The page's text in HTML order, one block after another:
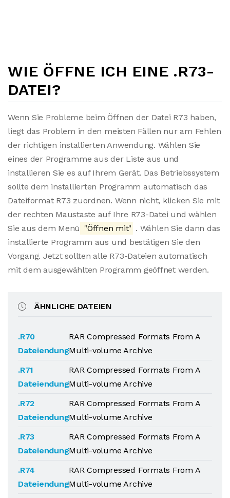
WIE ÖFFNE ICH EINE .R73-
DATEI?
Wenn Sie Probleme beim Öffnen der Datei R73 haben,
liegt das Problem in den meisten Fällen nur am Fehlen
der richtigen installierten Anwendung. Wählen Sie
eines der Programme aus der Liste aus und
installieren Sie es auf Ihrem Gerät. Das Betriebssystem
sollte dem installierten Programm automatisch das
Dateiformat R73 zuordnen. Wenn nicht, klicken Sie mit
der rechten Maustaste auf Ihre R73-Datei und wählen
Sie aus dem Menü "Öffnen mit" . Wählen Sie dann das
installierte Programm aus und bestätigen Sie den
Vorgang. Jetzt sollten alle R73-Dateien automatisch
mit dem ausgewählten Programm geöffnet werden.
ÄHNLICHE DATEIEN
.R70
Dateiendung
RAR Compressed Formats From A
Multi-volume Archive
.R71
Dateiendung
RAR Compressed Formats From A
Multi-volume Archive
.R72
Dateiendung
RAR Compressed Formats From A
Multi-volume Archive
.R73
Dateiendung
RAR Compressed Formats From A
Multi-volume Archive
.R74
Dateiendung
RAR Compressed Formats From A
Multi-volume Archive